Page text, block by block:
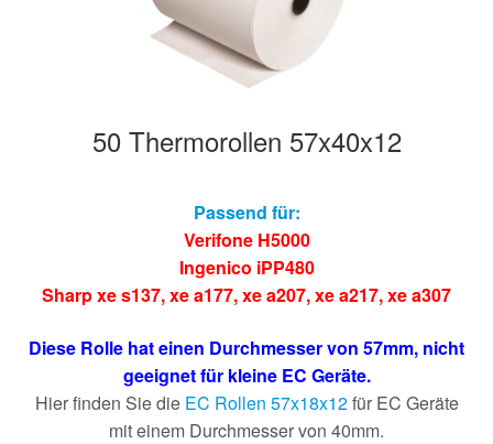
Apothekenrollen
Rollen für Waagen
50 Thermorollen 57x40x12
Passend für:
Verifone H5000
Ingenico iPP480
Sharp xe s137,xe a177,xe a207,xe a217,xe a307
Diese Rolle hat einen Durchmesser von 57mm, nicht
geeignet für kleine EC Geräte.
Hier finden Sie die EC Rollen 57x18x12für EC Geräte
mit einem Durchmesser von 40mm.